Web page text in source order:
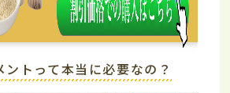
トって本当に必要なの？